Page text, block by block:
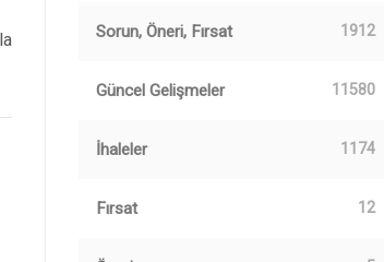
Sorun, Öneri, Fırsat 1912
Güncel Gelişmeler 11580
İhaleler 1174
Fırsat 12